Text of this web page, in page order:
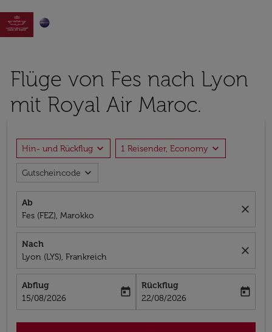

Flüge von Fes nach Lyon
mit Royal Air Maroc.
Hin- und Rückflug expand_more 1 Reisender, Economy expand_more
Gutscheincode expand_more
Ab
Fes (FEZ), Marokko
close
Nach
Lyon (LYS), Frankreich
close
Abflug
fc-booking-departure-date-aria-label
15/08/2026
today
Rückflug
fc-booking-return-date-aria-label
22/08/2026
today